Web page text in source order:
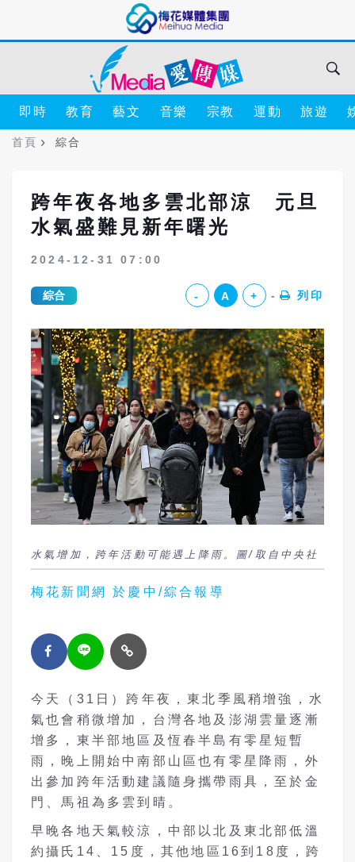
即時 教育 藝文 音樂 宗教 運動 旅遊
首頁 綜合
跨年夜各地多雲北部涼 元旦
水氣盛難見新年曙光
2024-12-31 07:00
綜合 - A + 列印
水氣增加，跨年活動可能遇上降雨。圖/取自中央社
梅花新聞網 於慶中/綜合報導
今天（31日）跨年夜，東北季風稍增強，水
氣也會稍微增加，台灣各地及澎湖雲量逐漸
增多，東半部地區及恆春半島有零星短暫
雨，晚上開始中南部山區也有零星降雨，外
出參加跨年活動建議隨身攜帶雨具，至於金
門、馬祖為多雲到晴。
早晚各地天氣較涼，中部以北及東北部低溫
約攝氏14、15度，其他地區16到18度，跨